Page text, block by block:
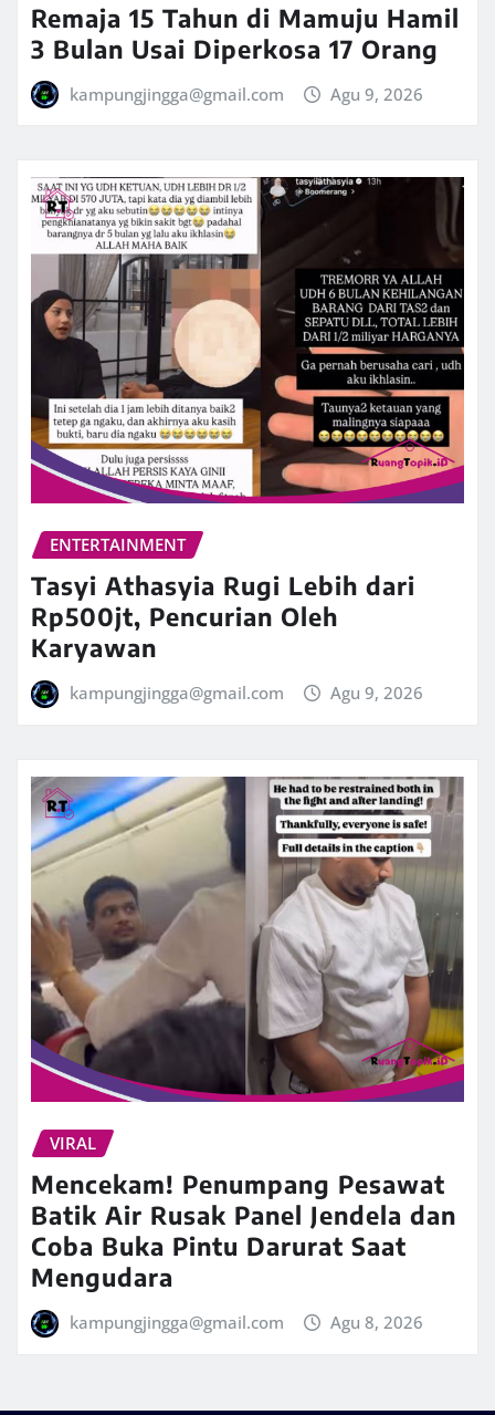
Remaja 15 Tahun di Mamuju Hamil
3 Bulan Usai Diperkosa 17 Orang
kampungjingga@gmail.com Agu 9, 2026
ENTERTAINMENT
Tasyi Athasyia Rugi Lebih dari
Rp500jt, Pencurian Oleh
Karyawan
kampungjingga@gmail.com Agu 9, 2026
VIRAL
Mencekam! Penumpang Pesawat
Batik Air Rusak Panel Jendela dan
Coba Buka Pintu Darurat Saat
Mengudara
kampungjingga@gmail.com Agu 8, 2026